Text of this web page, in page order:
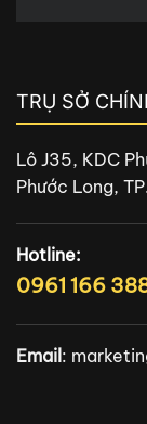
TRỤ SỞ
Lô J35, KDC
Phước Long,
Hotline:
0961 166
Email: